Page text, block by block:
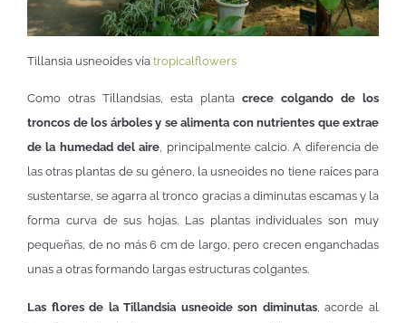
Tillansia usneoides vía tropicalflowers
Como otras Tillandsias, esta planta crece colgando de los
troncos de los árboles y se alimenta con nutrientes que extrae
de la humedad del aire, principalmente calcio. A diferencia de
las otras plantas de su género, la usneoides no tiene raíces para
sustentarse, se agarra al tronco gracias a diminutas escamas y la
forma curva de sus hojas. Las plantas individuales son muy
pequeñas, de no más 6 cm de largo, pero crecen enganchadas
unas a otras formando largas estructuras colgantes.
Las flores de la Tillandsia usneoide son diminutas, acorde al